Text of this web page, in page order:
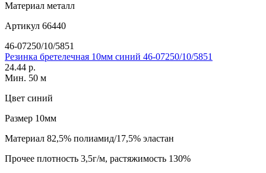
Материал металл
Артикул 66440
46-07250/10/5851
Резинка бретелечная 10мм синий 46-07250/10/5851
24.44 р.
Мин. 50 м
Цвет синий
Размер 10мм
Материал 82,5% полиамид/17,5% эластан
Прочее плотность 3,5г/м, растяжимость 130%